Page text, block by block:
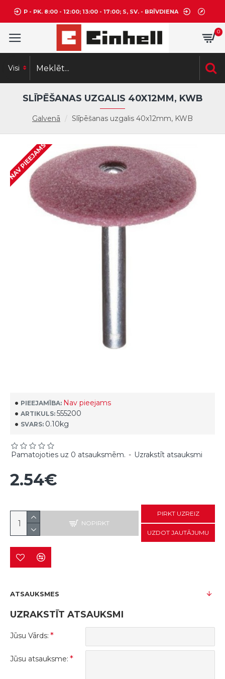
P - PK. 8:00 - 12:00; 13:00 - 17:00; S, SV. - BRĪVDIENA
0
Visi
Galvenā Slīpēšanas uzgalis 40x12mm, KWB
SLĪPĒŠANAS UZGALIS 40X12MM, KWB
NAV PIEEJAMS
PIEEJAMĪBA: Nav pieejams
ARTIKULS: 555200
SVARS: 0.10kg
Pamatojoties uz 0 atsauksmēm. - Uzrakstīt atsauksmi
2.54€
NOPIRKT
PIRKT UZREIZ
UZDOT JAUTĀJUMU
ATSAUKSMES
UZRAKSTĪT ATSAUKSMI
Jūsu Vārds:
Jūsu atsauksme: